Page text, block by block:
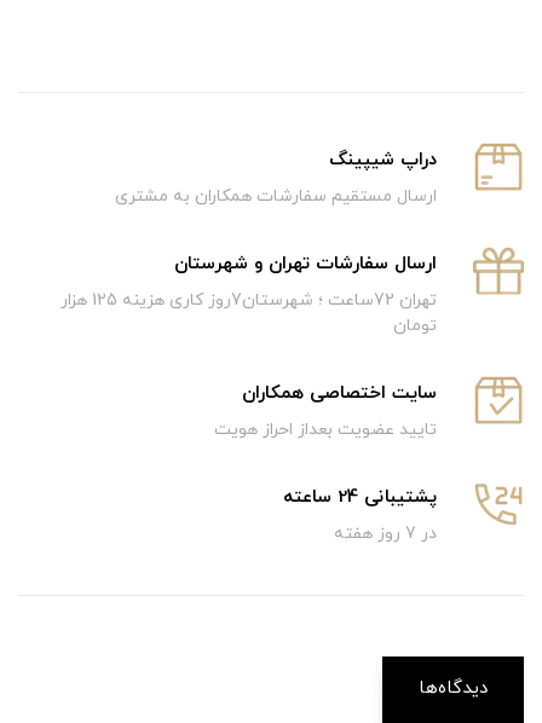
دراپ شیپینگ
ارسال مستقیم سفارشات همکاران به مشتری
ارسال سفارشات تهران و شهرستان
تهران 72ساعت ؛ شهرستان7روز کاری هزینه 125 هزار
تومان
سایت اختصاصی همکاران
تایید عضویت بعداز احراز هویت
پشتیبانی 24 ساعته
در 7 روز هفته
دیدگاه‌ها